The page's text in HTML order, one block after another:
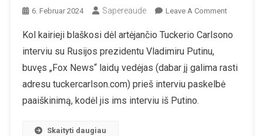
6. Februar 2024 Sapereaude Leave A CommentOn
Carlsonas
Kodėl
Kol kairieji blaškosi dėl artėjančio Tuckerio Carlsono
interviu su Rusijos prezidentu Vladimiru Putinu,
buvęs „Fox News“ laidų vedėjas (dabar jį galima rasti
adresu tuckercarlson.com) prieš interviu paskelbė
paaiškinimą, kodėl jis ims interviu iš Putino.
Skaityti daugiau